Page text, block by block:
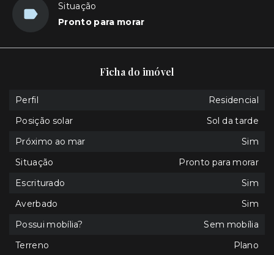
Situação
Pronto para morar
Ficha do imóvel
Perfil
Residencial
Posição solar
Sol da tarde
Próximo ao mar
Sim
Situação
Pronto para morar
Escriturado
Sim
Averbado
Sim
Possui mobília?
Sem mobília
Terreno
Plano